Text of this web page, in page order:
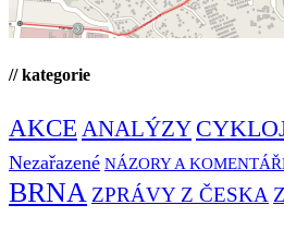
// kategorie
AKCE ANALÝZY
Nezařazené NÁZORY A
BRNA ZPRÁVY Z ČESKA